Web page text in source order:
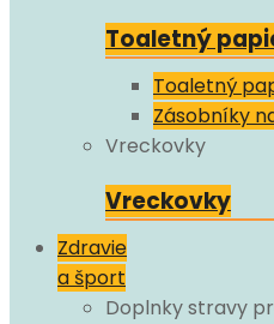
Toaletný
Toaletný
Zásobníky
Vreckovky
Vreckovky
Zdravie
a šport
Doplnky stravy